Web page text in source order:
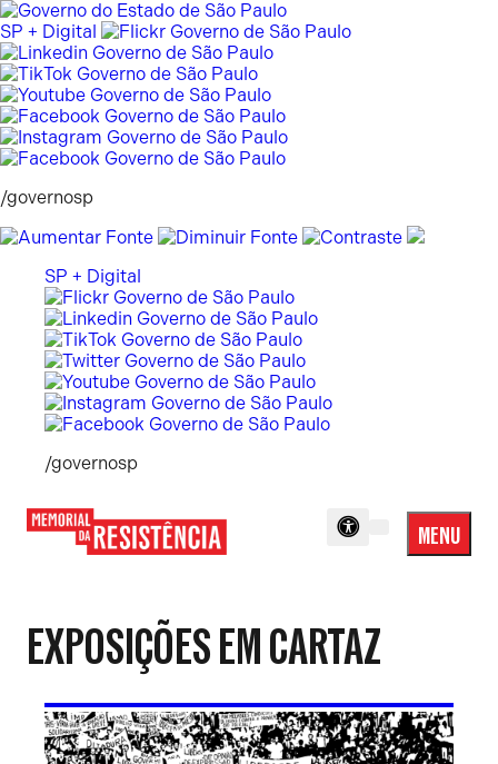
Pular
para
o
conteúdo
SP + Digital
/governosp
SP + Digital
/governosp
MENU
Menu
EXPOSIÇÕES EM CARTAZ